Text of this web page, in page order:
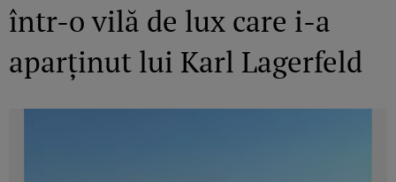
într-o vilă de lux care i-a
aparținut lui Karl Lagerfeld